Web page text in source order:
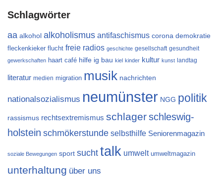
Schlagwörter
aa alkohol alkoholismus antifaschismus corona demokratie
fleckenkieker flucht freie radios geschichte gesellschaft gesundheit
gewerkschaften haart café hilfe ig bau kiel kinder kultur kunst landtag
literatur medien migration musik nachrichten
nationalsozialismus neumünster NGG politik
rassismus rechtsextremismus schlagerschleswig-
holstein schmökerstunde selbsthilfe Seniorenmagazin
soziale Bewegungen sport suchttalk umwelt umweltmagazin
unterhaltung über uns